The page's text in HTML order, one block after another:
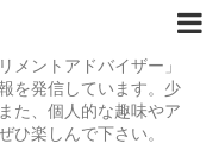
メントアドバイザー」
を発信しています。少
た、個人的な趣味やア
ひ楽しんで下さい。